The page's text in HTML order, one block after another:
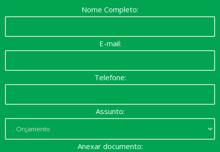
Nome Completo:
E-mail:
Telefone:
Assunto:
Anexar documento: